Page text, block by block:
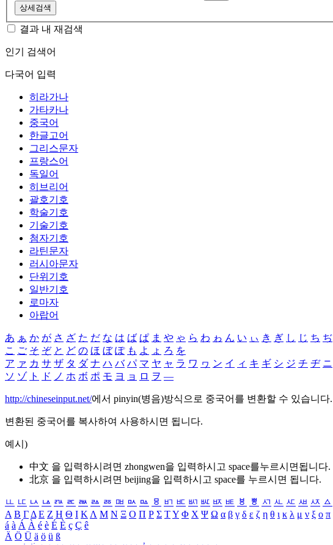
상세검색
결과 내 재검색
인기 검색어
다국어 입력
히라가나
가타카나
중국어
한글고어
그리스문자
프랑스어
독일어
히브리어
괄호기호
학술기호
기술기호
첨자기호
라틴문자
러시아문자
단위기호
일반기호
로마자
아랍어
あ ぁ か が さ ざ た だ な は ば ぱ ま や ゃ ら わ ゎ ん い ぃ き ぎ し じ ち ぢ
こ ご そ ぞ と ど の ほ ぼ ぽ も よ ょ ろ を
ア ァ カ サ ザ タ ダ ナ ハ バ パ マ ヤ ャ ラ ワ ヮ ン イ ィ キ ギ シ ジ チ ヂ ニ
ソ ゾ ト ド ノ ホ ボ ポ モ ヨ ョ ロ ヲ ―
http://chineseinput.net/에서 pinyin(병음)방식으로 중국어를 변환할 수 있습니다.
변환된 중국어를 복사하여 사용하시면 됩니다.
예시)
中文 을 입력하시려면 zhongwen을 입력하시고 space를누르시면됩니다.
北京 을 입력하시려면 beijing을 입력하시고 space를 누르시면 됩니다.
ㅥ ㅦ ㅧ ㅨ ㅩ ㅪ ㅫ ㅬ ㅭ ㅮ ㅯ ㅰ ㅱ ㅲ ㅳ ㅴ ㅵ ㅶ ㅷ ㅸ ㅹ ㅺ ㅻ ㅼ ㅽ ㅾ ㅿ
Α Β ΓΔ Ε Ζ Η Θ Ι ΚΛ Μ Ν Ξ Ο Π Ρ Σ ΤΥ Φ Χ Ψ Ω α β γ δ ε ζ η θ ι κ λ μ ν ξ ο π
á à Á À é è É È ç Ç ê
Ä Ö Ü ä ö ü ß